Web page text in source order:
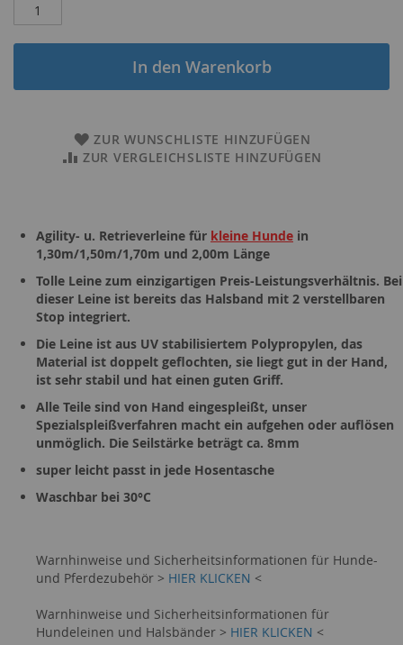
In den Warenkorb
ZUR WUNSCHLISTE HINZUFÜGEN
ZUR VERGLEICHSLISTE HINZUFÜGEN
Agility- u. Retrieverleine für kleine Hunde in
1,30m/1,50m/1,70m und 2,00m Länge
Tolle Leine zum einzigartigen Preis-Leistungsverhältnis. Bei
dieser Leine ist bereits das Halsband mit 2 verstellbaren
Stop integriert.
Die Leine ist aus UV stabilisiertem Polypropylen, das
Material ist doppelt geflochten, sie liegt gut in der Hand,
ist sehr stabil und hat einen guten Griff.
Alle Teile sind von Hand eingespleißt, unser
Spezialspleißverfahren macht ein aufgehen oder auflösen
unmöglich. Die Seilstärke beträgt ca. 8mm
super leicht passt in jede Hosentasche
Waschbar bei 30°C
Warnhinweise und Sicherheitsinformationen für Hunde-
und Pferdezubehör > HIER KLICKEN <
Warnhinweise und Sicherheitsinformationen für
Hundeleinen und Halsbänder > HIER KLICKEN <